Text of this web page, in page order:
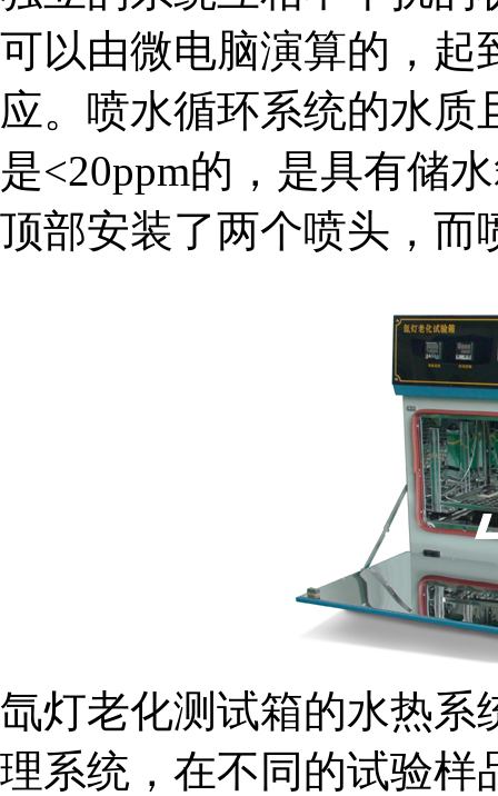
可以由微电脑演算的，起
应。喷水循环系统的水
是<20ppm的，是具有储
顶部安装了两个喷头，而
氙灯老化测试箱的水热系
理系统，在不同的试验样